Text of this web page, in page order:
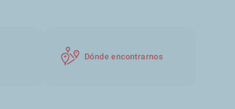
Dónde encontrarnos